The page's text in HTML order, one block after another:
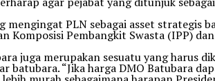
PLN sebagai asset strategis
Komposisi Pembangkit Swasta (IPP)
juga merupakan sesuatu yang harus
batubara. “Jika harga DMO Batubara